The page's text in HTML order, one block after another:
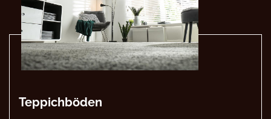
Teppichböden